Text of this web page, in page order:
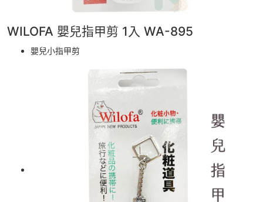
WILOFA 嬰兒指甲剪 1入 WA-895
嬰兒小指甲剪